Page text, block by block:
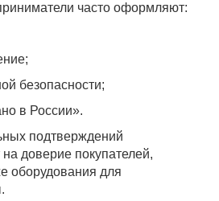
часто оформляют:
безопасности;
в России».
подтверждений
доверие покупателей,
оборудования для